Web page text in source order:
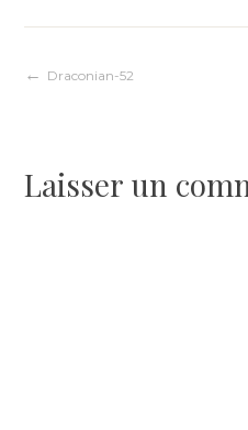
Navigation
l’article
Draconian-52
Laisser un